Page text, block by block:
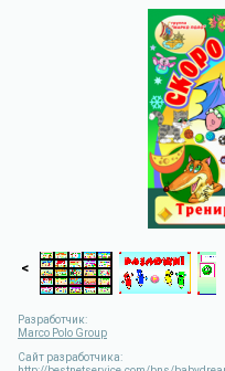
<
Разработчик:
Marco Polo Group
Сайт разработчика: